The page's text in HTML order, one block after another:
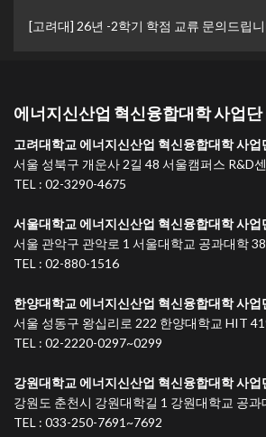
[고려대] 26년 -2학기 학점 교류 문의드립
에너지신산업 혁신융합대학 사업단
고려대학교 에너지신산업 혁신융합대학 사업
서울 성북구 개운사 2길 48 서울캠퍼스 R&D
TEL : 02-3290-4675
서울대학교 에너지신산업 혁신융합대학 사업
서울 관악구 관악로 1 서울대학교 공과대학
TEL : 02-880-1516
한양대학교 에너지신산업 혁신융합대학 사업
서울 성동구 왕십리로 222 한양대학교 HIT
TEL : 02-2220-0297~0299
강원대학교 에너지신산업 혁신융합대학 사업
강원도 춘천시 강원대학길 1 강원대학교 공
TEL : 033-250-7691~7692